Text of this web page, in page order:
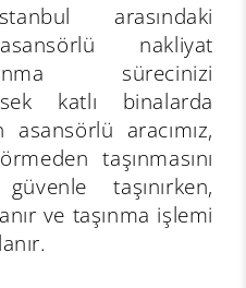
arasındaki
asansörlü nakliyat
sürecinizi
katlı binalarda
asansörlü aracımız,
taşınmasını
taşınırken,
ve taşınma işlemi